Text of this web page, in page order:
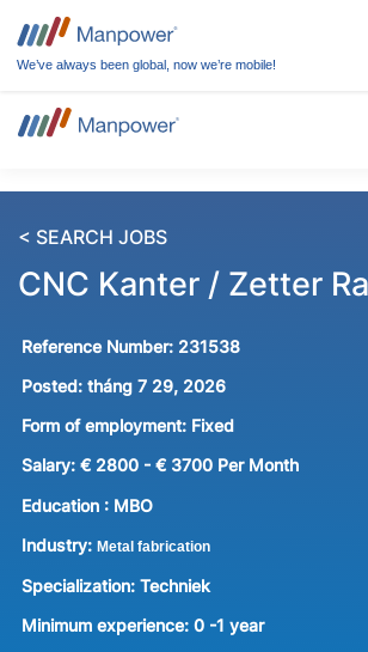
We’ve always been global, now we’re mobile!
< SEARCH JOBS
CNC Kanter / Zetter
Reference Number: 231538
Posted: tháng 7 29, 2026
Form of employment: Fixed
Salary: € 2800 - € 3700 Per Month
Education : MBO
Industry: Metal fabrication
Specialization: Techniek
Minimum experience: 0 -1 year